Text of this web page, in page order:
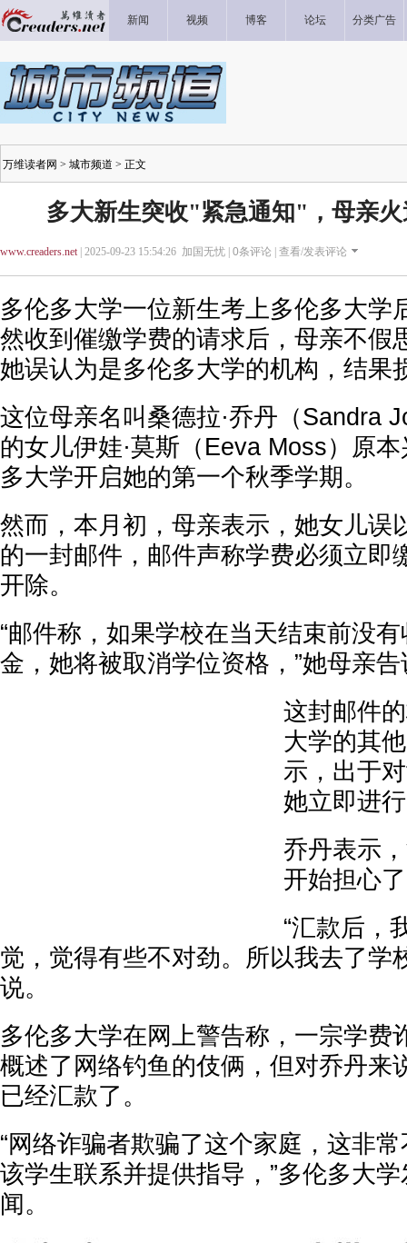
新闻 视频 博客 论坛 分类广告
万维读者网 > 城市频道 > 正文
多大新生突收"紧急通知"，母亲
www.creaders.net| 2025-09-23 15:54:26 加国无忧 | 0条评论 | 查看/发表评论
多伦多大学一位新生考上多伦多大学
然收到催缴学费的请求后，母亲不假
她误认为是多伦多大学的机构，结果
这位母亲名叫桑德拉·乔丹（Sandra
的女儿伊娃·莫斯（Eeva Moss）原
多大学开启她的第一个秋季学期。
然而，本月初，母亲表示，她女儿误
的一封邮件，邮件声称学费必须立即
开除。
“邮件称，如果学校在当天结束前没
金，她将被取消学位资格，”她母亲
这封邮件
大学的其
示，出于
她立即进
乔丹表示
开始担心
“汇款后，
觉，觉得有些不对劲。所以我去了学
说。
多伦多大学在网上警告称，一宗学费
概述了网络钓鱼的伎俩，但对乔丹来
已经汇款了。
“网络诈骗者欺骗了这个家庭，这非
该学生联系并提供指导，”多伦多大
闻。